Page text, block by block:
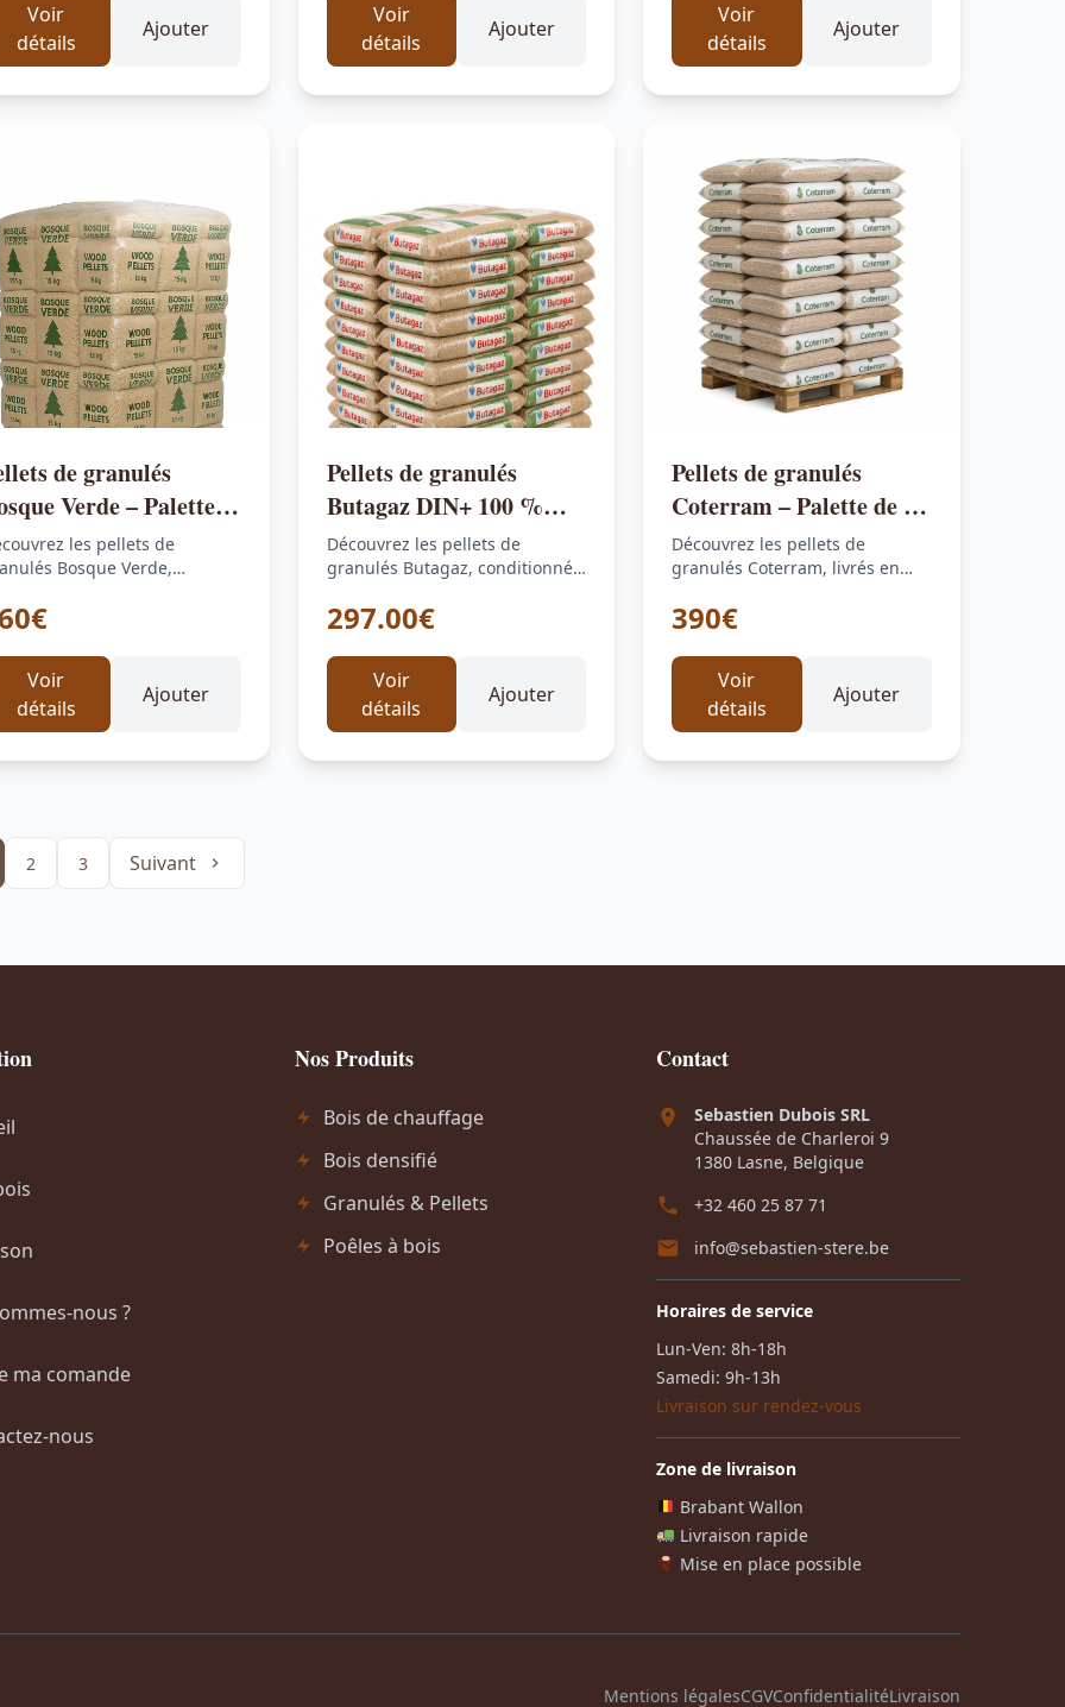
Voir
détails
Ajouter
Voir
détails
Ajouter
Voir
détails
Ajouter
de granulés
Verde – Palette
70 sacs de 15 kg
les pellets de
Bosque Verde,
de 15…
Voir
détails
Ajouter
Pellets de granulés
Butagaz DIN+ 100 %
résineux – Palette de 66
sacs de 15 kg
Découvrez les pellets de
granulés Butagaz, conditionnés
297.00€
Voir
détails
Ajouter
Pellets de granulés
Coterram – Palette de 70
sacs de 15 kg
Découvrez les pellets de
granulés Coterram, livrés en
390€
Voir
détails
Ajouter
2 3 Suivant
nous ?
ma comande
nous
Nos Produits
Bois de chauffage
Bois densifié
Granulés & Pellets
Poêles à bois
Contact
Sebastien Dubois SRL
Chaussée de Charleroi 9
1380 Lasne, Belgique
+32 460 25 87 71
info@sebastien-stere.be
Horaires de service
Lun-Ven: 8h-18h
Samedi: 9h-13h
Livraison sur rendez-vous
Zone de livraison
Brabant Wallon
Livraison rapide
Mise en place possible
Mentions légalesCGVConfidentialitéLivraison